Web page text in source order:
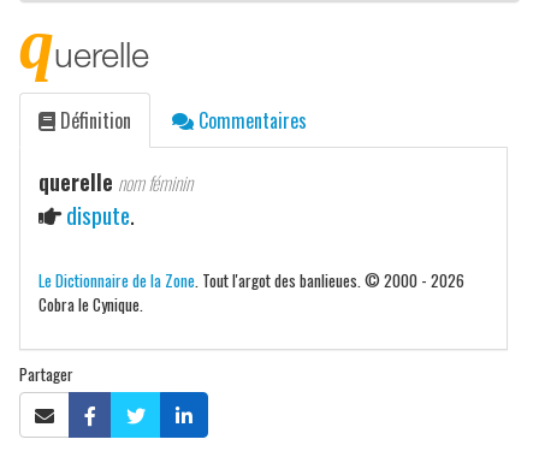
querelle
Définition Commentaires
querelle nom féminin
dispute.
Le Dictionnaire de la Zone . Tout l'argot des banlieues. © 2000 - 2026
Cobra le Cynique.
Partager